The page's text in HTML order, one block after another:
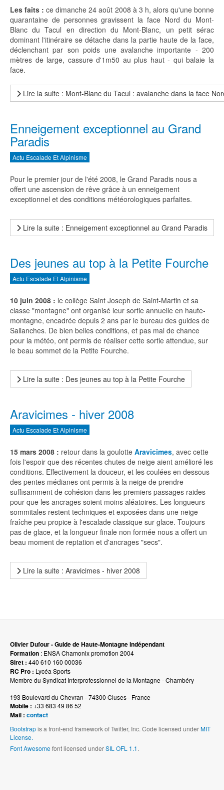
Les faits :ce dimanche 24 août 2008 à 3 h, alors qu'une bonne
quarantaine de personnes gravissent la face Nord du Mont-
Blanc du Tacul en direction du Mont-Blanc, un petit sérac
dominant l'itinéraire se détache dans la partie haute de la face,
déclenchant par son poids une avalanche importante - 200
mètres de large, cassure d'1m50 au plus haut - qui balaie la
face.
Lire la suite : Mont-Blanc du Tacul : avalanche dans la face
Enneigement exceptionnel au Grand
Paradis
Actu Escalade Et Alpinisme
Pour le premier jour de l'été 2008, le Grand Paradis nous a
offert une ascension de rêve grâce à un enneigement
exceptionnel et des conditions météorologiques parfaites.
Lire la suite : Enneigement exceptionnel au Grand Paradis
Des jeunes au top à la Petite Fourche
Actu Escalade Et Alpinisme
10 juin 2008 : le collège Saint Joseph de Saint-Martin et sa
classe "montagne" ont organisé leur sortie annuelle en haute-
montagne, encadrée depuis 2 ans par le bureau des guides de
Sallanches. De bien belles conditions, et pas mal de chance
pour la météo, ont permis de réaliser cette sortie attendue, sur
le beau sommet de la Petite Fourche.
Lire la suite : Des jeunes au top à la Petite Fourche
Aravicimes - hiver 2008
Actu Escalade Et Alpinisme
15 mars 2008 : retour dans la goulotte Aravicimes, avec cette
fois l'espoir que des récentes chutes de neige aient amélioré les
conditions. Effectivement la douceur, et les coulées en dessous
des pentes médianes ont permis à la neige de prendre
suffisamment de cohésion dans les premiers passages raides
pour que les ancrages soient moins aléatoires. Les longueurs
sommitales restent techniques et exposées dans une neige
fraîche peu propice à l'escalade classique sur glace. Toujours
pas de glace, et la longueur finale non formée nous a offert un
beau moment de reptation et d'ancrages "secs".
Lire la suite : Aravicimes - hiver 2008
Olivier Dufour - Guide de Haute-Montagne indépendant
Formation : ENSA Chamonix promotion 2004
Siret : 440 610 160 00036
RC Pro : Lycéa Sports
Membre du Syndicat Interprofessionnel de la Montagne - Chambéry
193 Boulevard du Chevran - 74300 Cluses - France
Mobile : +33 683 49 86 52
Mail : contact
Bootstrapis a front-end framework of Twitter, Inc. Code licensed underMIT
License.
Font Awesomefont licensed underSIL OFL 1.1.